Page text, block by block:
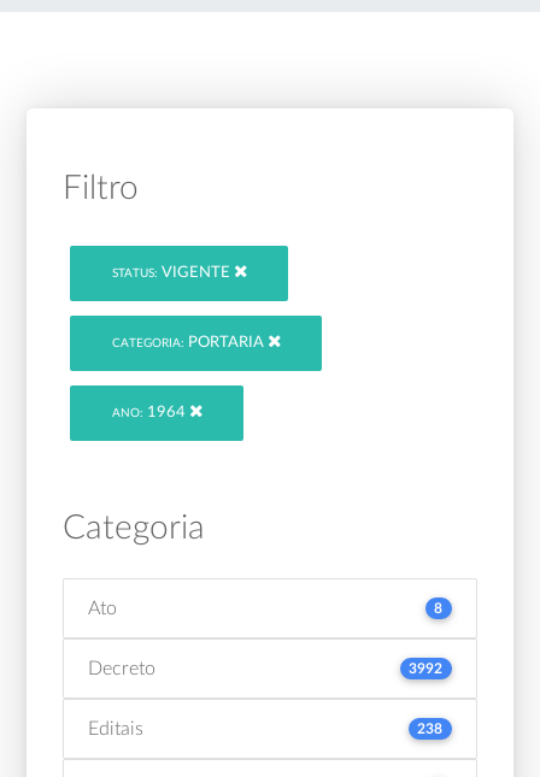
Filtro
STATUS: VIGENTE
CATEGORIA: PORTARIA
ANO: 1964
Categoria
Ato 8
Decreto 3992
Editais 238